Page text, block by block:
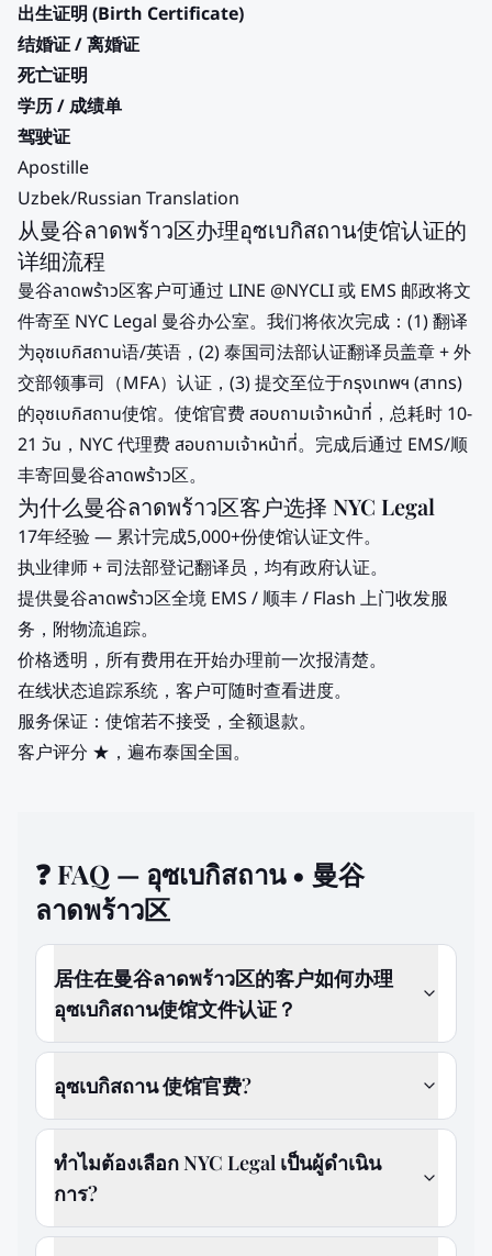
出生证明 (Birth Certificate)
结婚证 / 离婚证
死亡证明
学历 / 成绩单
驾驶证
Apostille
Uzbek/Russian Translation
从曼谷ลาดพร้าว区办理อุซเบกิสถาน使馆认证的
详细流程
曼谷ลาดพร้าว区客户可通过 LINE @NYCLI 或 EMS 邮政将文
件寄至 NYC Legal 曼谷办公室。我们将依次完成：(1) 翻译
为อุซเบกิสถาน语/英语，(2) 泰国司法部认证翻译员盖章 + 外
交部领事司（MFA）认证，(3) 提交至位于กรุงเทพฯ (สาทร)
的อุซเบกิสถาน使馆。使馆官费 สอบถามเจ้าหน้าที่，总耗时 10-
21 วัน，NYC 代理费 สอบถามเจ้าหน้าที่。完成后通过 EMS/顺
丰寄回曼谷ลาดพร้าว区。
为什么曼谷ลาดพร้าว区客户选择 NYC Legal
17年经验 — 累计完成5,000+份使馆认证文件。
执业律师 + 司法部登记翻译员，均有政府认证。
提供曼谷ลาดพร้าว区全境 EMS / 顺丰 / Flash 上门收发服
务，附物流追踪。
价格透明，所有费用在开始办理前一次报清楚。
在线状态追踪系统，客户可随时查看进度。
服务保证：使馆若不接受，全额退款。
客户评分 ★，遍布泰国全国。
❓ FAQ — อุซเบกิสถาน • 曼谷
ลาดพร้าว区
居住在曼谷ลาดพร้าว区的客户如何办理
อุซเบกิสถาน使馆文件认证？
อุซเบกิสถาน 使馆官费?
ทำไมต้องเลือก NYC Legal เป็นผู้ดำเนิน
การ?